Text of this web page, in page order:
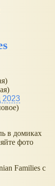
2023
в домиках
фото
Families с